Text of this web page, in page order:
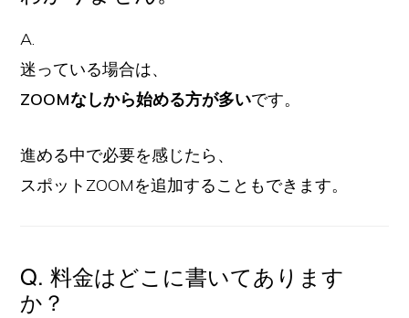
A.
迷っている場合は、
ZOOMなしから始める方が多いです。
進める中で必要を感じたら、
スポットZOOMを追加することもできます。
Q. 料金はどこに書いてあります
か？